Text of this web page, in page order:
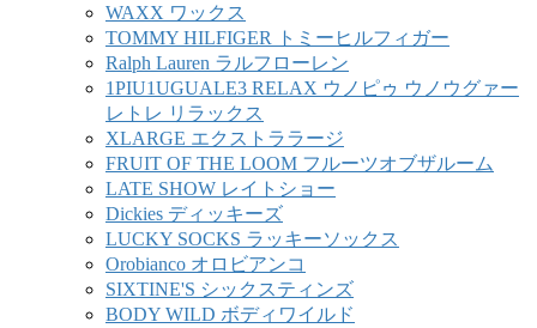
WAXX ワックス
TOMMY HILFIGER トミーヒルフィガー
Ralph Lauren ラルフローレン
1PIU1UGUALE3 RELAX ウノピゥ ウノウグァー
レトレ リラックス
XLARGE エクストララージ
FRUIT OF THE LOOM フルーツオブザルーム
LATE SHOW レイトショー
Dickies ディッキーズ
LUCKY SOCKS ラッキーソックス
Orobianco オロビアンコ
SIXTINE'S シックスティンズ
BODY WILD ボディワイルド